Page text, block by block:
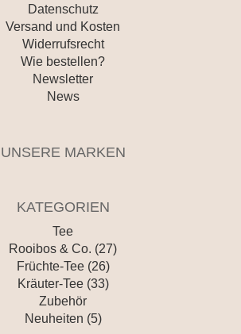
Datenschutz
Versand und Kosten
Widerrufsrecht
Wie bestellen?
Newsletter
News
UNSERE MARKEN
KATEGORIEN
Tee
Rooibos & Co. (27)
Früchte-Tee (26)
Kräuter-Tee (33)
Zubehör
Neuheiten (5)